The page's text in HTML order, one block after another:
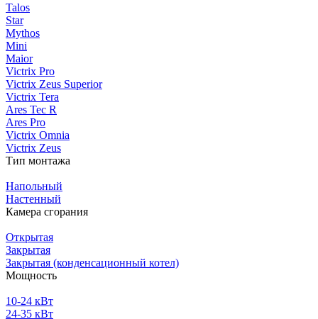
Talos
Star
Mythos
Mini
Maior
Victrix Pro
Victrix Zeus Superior
Victrix Tera
Ares Tec R
Ares Pro
Victrix Omnia
Victrix Zeus
Тип монтажа
Напольный
Настенный
Камера сгорания
Открытая
Закрытая
Закрытая (конденсационный котел)
Мощность
10-24 кВт
24-35 кВт